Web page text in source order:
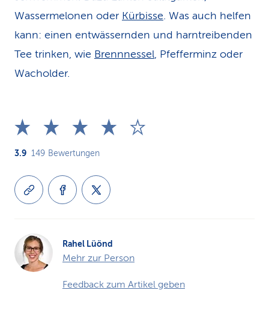
Wassermelonen oder Kürbisse. Was auch helfen
kann: einen entwässernden und harntreibenden
Tee trinken, wie Brennnessel, Pfefferminz oder
Wacholder.
3.9 149 Bewertungen
Rahel Lüönd
Mehr zur Person
Feedback zum Artikel geben